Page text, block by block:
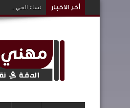
أخر الاخبار نساء الحي ..